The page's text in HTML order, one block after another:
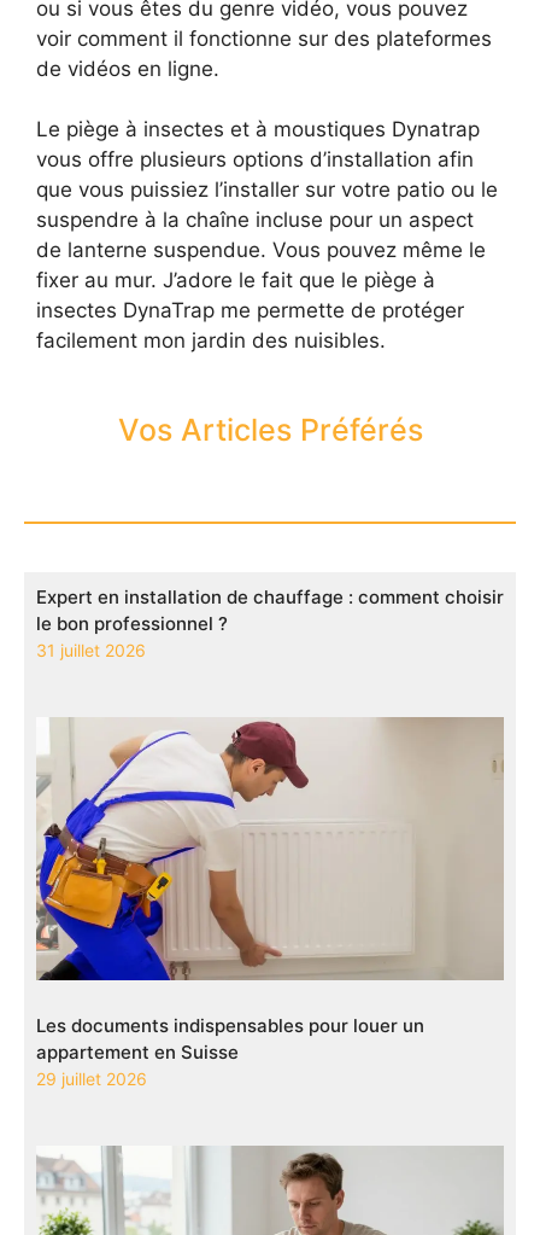
ou si vous êtes du genre vidéo, vous pouvez
voir comment il fonctionne sur des plateformes
de vidéos en ligne.
Le piège à insectes et à moustiques Dynatrap
vous offre plusieurs options d’installation afin
que vous puissiez l’installer sur votre patio ou le
suspendre à la chaîne incluse pour un aspect
de lanterne suspendue. Vous pouvez même le
fixer au mur. J’adore le fait que le piège à
insectes DynaTrap me permette de protéger
facilement mon jardin des nuisibles.
Vos Articles Préférés
Expert en installation de chauffage : comment choisir
le bon professionnel ?
31 juillet 2026
Les documents indispensables pour louer un
appartement en Suisse
29 juillet 2026